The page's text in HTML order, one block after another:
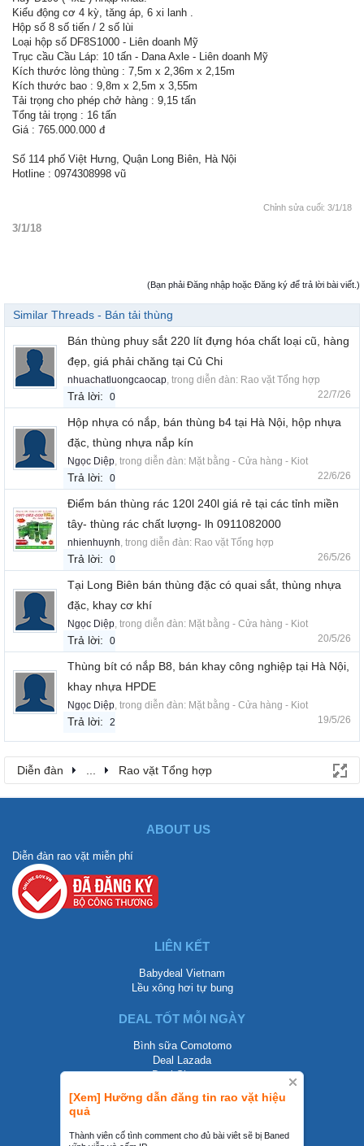
[Xem] Hưỡng dẫn đăng tin rao vặt hiệu
quả
Thành viên cố tình comment cho đủ bài viêt sẽ bị Baned
Kiểu động cơ 4 kỳ, tăng áp, 6 xi lanh .
Hộp số 8 số tiến / 2 số lùi
Loại hộp số DF8S1000 - Liên doanh Mỹ
Trục cầu Cầu Láp: 10 tấn - Dana Axle - Liên doanh Mỹ
Kích thước lòng thùng : 7,5m x 2,36m x 2,15m
Kích thước bao : 9,8m x 2,5m x 3,55m
Tải trọng cho phép chở hàng : 9,15 tấn
Tổng tải trọng : 16 tấn
Giá : 765.000.000 đ
Số 114 phố Việt Hưng, Quận Long Biên, Hà Nội
Hotline : 0974308998 vũ
Chỉnh sửa cuối: 3/1/18
3/1/18
(Bạn phải Đăng nhập hoặc Đăng ký để trả lời bài viết.)
Similar Threads - Bán tải thùng
Bán thùng phuy sắt 220 lít đựng hóa chất loại cũ, hàng
đẹp, giá phải chăng tại Củ Chi
nhuachatluongcaocap, trong diễn đàn: Rao vặt Tổng hợp
Trả lời: 0 22/7/26
Hộp nhựa có nắp, bán thùng b4 tại Hà Nội, hộp nhựa
đặc, thùng nhựa nắp kín
Ngọc Diệp, trong diễn đàn: Mặt bằng - Cửa hàng - Kiot
Trả lời: 0 22/6/26
Điểm bán thùng rác 120l 240l giá rẻ tại các tỉnh miền
tây- thùng rác chất lượng- lh 0911082000
nhienhuynh, trong diễn đàn: Rao vặt Tổng hợp
Trả lời: 0 26/5/26
Tại Long Biên bán thùng đặc có quai sắt, thùng nhựa
đặc, khay cơ khí
Ngọc Diệp, trong diễn đàn: Mặt bằng - Cửa hàng - Kiot
Trả lời: 0 20/5/26
Thùng bít có nắp B8, bán khay công nghiệp tại Hà Nội,
khay nhựa HPDE
Ngọc Diệp, trong diễn đàn: Mặt bằng - Cửa hàng - Kiot
Trả lời: 2 19/5/26
Diễn đàn ... Rao vặt Tổng hợp
ABOUT US
Diễn đàn rao vặt miễn phí
LIÊN KẾT
Babydeal Vietnam
Lều xông hơi tự bung
DEAL TỐT MỖI NGÀY
Bình sữa Comotomo
Deal Lazada
Deal Shopee
LIÊN HỆ
0858002468